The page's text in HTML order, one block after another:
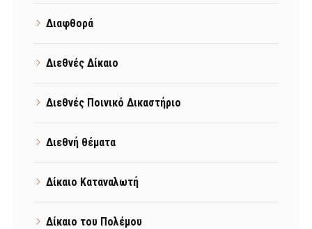
Διαφθορά
Διεθνές Δίκαιο
Διεθνές Ποινικό Δικαστήριο
Διεθνή θέματα
Δίκαιο Καταναλωτή
Δίκαιο του Πολέμου